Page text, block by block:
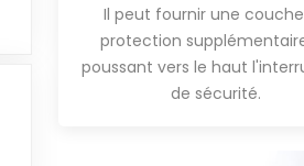
Il peut fournir une
protection
poussant vers le haut
de sécurité.